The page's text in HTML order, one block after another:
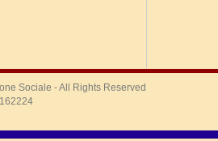
Sociale - All Rights Reserved